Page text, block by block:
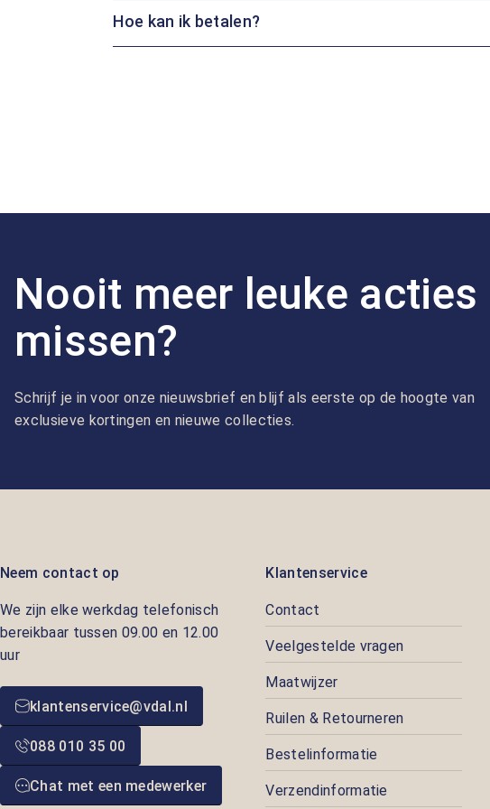
Hoe kan ik betalen?
Nooit meer leuke acties
missen?
Schrijf je in voor onze nieuwsbrief en blijf als eerste op de hoogte van
exclusieve kortingen en nieuwe collecties.
Neem contact op
We zijn elke werkdag telefonisch
bereikbaar tussen 09.00 en 12.00
uur
klantenservice@vdal.nl
088 010 35 00
Chat met een medewerker
Klantenservice
Contact
Veelgestelde vragen
Maatwijzer
Ruilen & Retourneren
Bestelinformatie
Verzendinformatie